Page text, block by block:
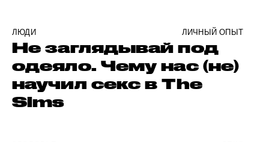
ЛЮДИ ЛИЧНЫЙ ОПЫТ
Не заглядывай под
одеяло. Чему нас (не)
научил секс в The
Sims